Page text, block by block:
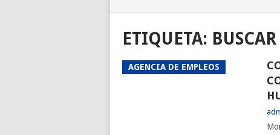
ETIQUETA:
AGENCIA DE EMPLEOS